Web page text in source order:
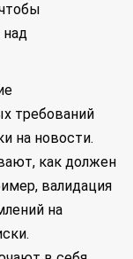
над
требований
на новости.
как должен
валидация
на